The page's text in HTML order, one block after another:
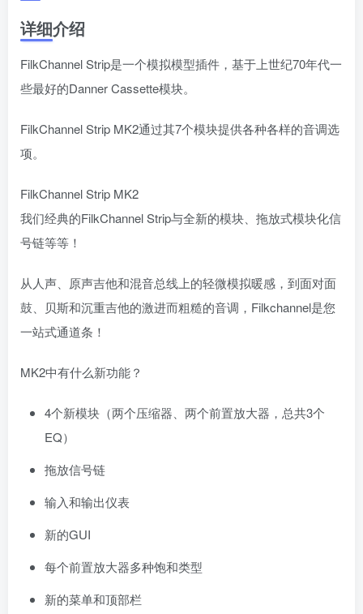
详细介绍
FilkChannel Strip是一个模拟模型插件，基于上世纪70年代一
些最好的Danner Cassette模块。
FilkChannel Strip MK2通过其7个模块提供各种各样的音调选
项。
FilkChannel Strip MK2
我们经典的FilkChannel Strip与全新的模块、拖放式模块化信
号链等等！
从人声、原声吉他和混音总线上的轻微模拟暖感，到面对面
鼓、贝斯和沉重吉他的激进而粗糙的音调，Filkchannel是您
一站式通道条！
MK2中有什么新功能？
4个新模块（两个压缩器、两个前置放大器，总共3个
EQ）
拖放信号链
输入和输出仪表
新的GUI
每个前置放大器多种饱和类型
新的菜单和顶部栏